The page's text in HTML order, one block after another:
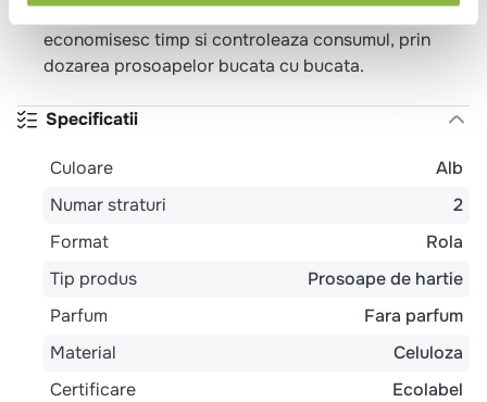
creat pentru toaletele aglomerate. Acestea
economisesc timp si controleaza consumul, prin
dozarea prosoapelor bucata cu bucata.
Specificatii
Culoare
Alb
Numar straturi
2
Format
Rola
Tip produs
Prosoape de hartie
Parfum
Fara parfum
Material
Celuloza
Certificare
Ecolabel